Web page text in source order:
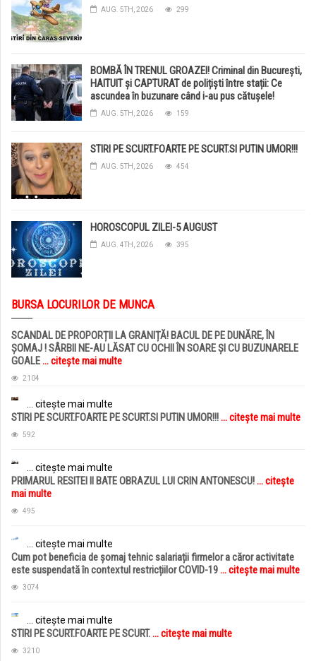
AUG. 5TH, 2026 299
BOMBĂ ÎN TRENUL GROAZEI! Criminal din București,
HAITUIT și CAPTURAT de polițiști între stații: Ce
ascundea în buzunare când i-au pus cătușele!
AUG. 5TH, 2026 159
STIRI PE SCURT.FOARTE PE SCURT.SI PUTIN UMOR!!!
AUG. 5TH, 2026 454
HOROSCOPUL ZILEI-5 AUGUST
AUG. 4TH, 2026 395
BURSA LOCURILOR DE MUNCA
SCANDAL DE PROPORȚII LA GRANIȚĂ! BACUL DE PE DUNĂRE, ÎN
ȘOMAJ ! SÂRBII NE-AU LĂSAT CU OCHII ÎN SOARE ȘI CU BUZUNARELE
GOALE... citește mai multe
2104
... citește mai multe
STIRI PE SCURT.FOARTE PE SCURT.SI PUTIN UMOR!!!... citește mai multe
592
... citește mai multe
PRIMARUL RESITEI II BATE OBRAZUL LUI CRIN ANTONESCU!... citește
mai multe
495
... citește mai multe
Cum pot beneficia de șomaj tehnic salariații firmelor a căror activitate
este suspendată în contextul restricțiilor COVID-19... citește mai multe
3074
... citește mai multe
STIRI PE SCURT.FOARTE PE SCURT.... citește mai multe
3210